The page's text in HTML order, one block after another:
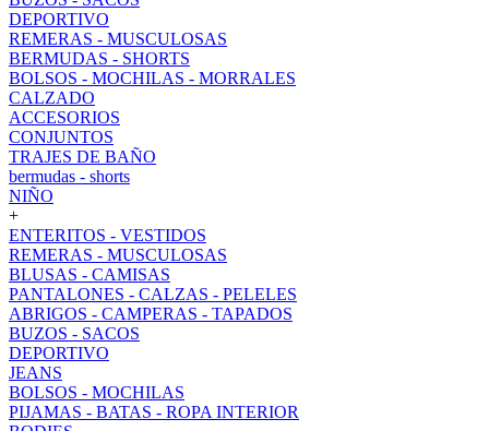
DEPORTIVO
REMERAS - MUSCULOSAS
BERMUDAS - SHORTS
BOLSOS - MOCHILAS - MORRALES
CALZADO
ACCESORIOS
CONJUNTOS
TRAJES DE BAÑO
bermudas - shorts
NIÑO
+
ENTERITOS - VESTIDOS
REMERAS - MUSCULOSAS
BLUSAS - CAMISAS
PANTALONES - CALZAS - PELELES
ABRIGOS - CAMPERAS - TAPADOS
BUZOS - SACOS
DEPORTIVO
JEANS
BOLSOS - MOCHILAS
PIJAMAS - BATAS - ROPA INTERIOR